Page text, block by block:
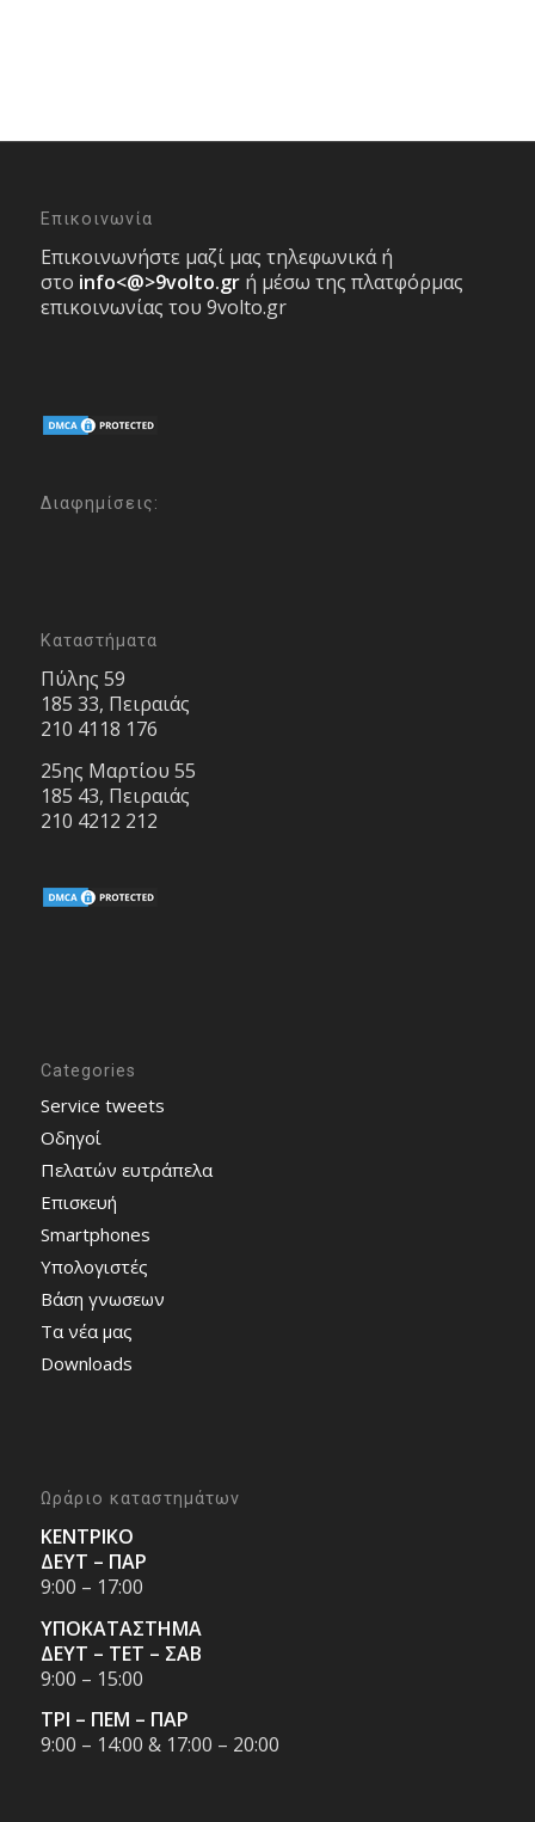
Επικοινωνία
Επικοινωνήστε μαζί μας τηλεφωνικά ή
στο info<@>9volto.gr ή μέσω της πλατφόρμας
επικοινωνίας του 9volto.gr
Διαφημίσεις:
Καταστήματα
Πύλης 59
185 33, Πειραιάς
210 4118 176
25ης Μαρτίου 55
185 43, Πειραιάς
210 4212 212
Categories
Service tweets
Οδηγοί
Πελατών ευτράπελα
Επισκευή
Smartphones
Υπολογιστές
Bάση γνωσεων
Τα νέα μας
Downloads
Ωράριο καταστημάτων
ΚΕΝΤΡΙΚΟ
ΔΕΥΤ – ΠΑΡ
9:00 – 17:00
ΥΠΟΚΑΤΑΣΤΗΜΑ
ΔΕΥΤ – ΤΕΤ – ΣΑΒ
9:00 – 15:00
ΤΡΙ – ΠΕΜ – ΠΑΡ
9:00 – 14:00 & 17:00 – 20:00